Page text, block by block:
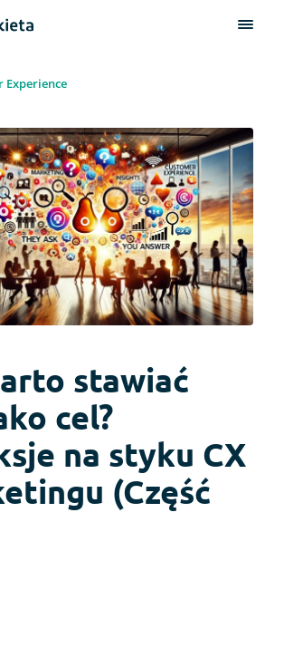
Experience
stawiać
cel?
na styku CX
(Część